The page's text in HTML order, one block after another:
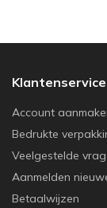
Klantenservice
Account
Bedrukte
Veelgestelde
Aanmelden
Betaalwijzen